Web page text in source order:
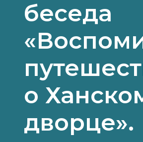
беседа
о
дворце».